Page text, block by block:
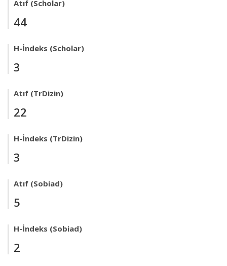
Atıf (Scholar)
44
H-İndeks (Scholar)
3
Atıf (TrDizin)
22
H-İndeks (TrDizin)
3
Atıf (Sobiad)
5
H-İndeks (Sobiad)
2